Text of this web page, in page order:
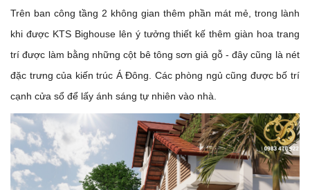
Trên ban công tầng 2 không gian thêm phần mát mẻ, trong lành
khi được KTS Bighouse lên ý tưởng thiết kế thêm giàn hoa trang
trí được làm bằng những cột bê tông sơn giả gỗ - đây cũng là nét
đặc trưng của kiến trúc Á Đông. Các phòng ngủ cũng được bố trí
cạnh cửa sổ để lấy ánh sáng tự nhiên vào nhà.